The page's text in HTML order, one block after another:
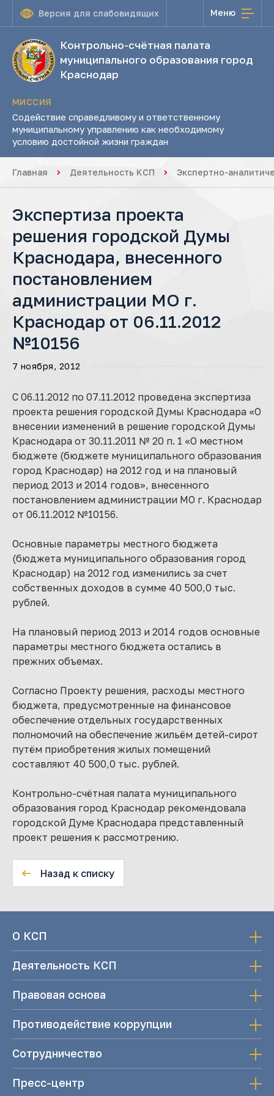
Версия для слабовидящих Меню
Контрольно-счётная палата
муниципального образования город
Краснодар
МИССИЯ
Содействие справедливому и ответственному
муниципальному управлению как необходимому
условию достойной жизни граждан
Главная Деятельность КСП Экспертно-
Экспертиза проекта
решения городской Думы
Краснодара, внесенного
постановлением
администрации МО г.
Краснодар от 06.11.2012
№10156
7 ноября, 2012
С 06.11.2012 по 07.11.2012 проведена экспертиза
проекта решения городской Думы Краснодара «О
внесении изменений в решение городской Думы
Краснодара от 30.11.2011 № 20 п. 1 «О местном
бюджете (бюджете муниципального образования
город Краснодар) на 2012 год и на плановый
период 2013 и 2014 годов», внесенного
постановлением администрации МО г. Краснодар
от 06.11.2012 №10156.
Основные параметры местного бюджета
(бюджета муниципального образования город
Краснодар) на 2012 год изменились за счет
собственных доходов в сумме 40 500,0 тыс.
рублей.
На плановый период 2013 и 2014 годов основные
параметры местного бюджета остались в
прежних объемах.
Согласно Проекту решения, расходы местного
бюджета, предусмотренные на финансовое
обеспечение отдельных государственных
полномочий на обеспечение жильём детей-сирот
путём приобретения жилых помещений
составляют 40 500,0 тыс. рублей.
Контрольно-счётная палата муниципального
образования город Краснодар рекомендовала
городской Думе Краснодара представленный
проект решения к рассмотрению.
Назад к списку
О КСП
Деятельность КСП
Правовая основа
Противодействие коррупции
Сотрудничество
Пресс-центр